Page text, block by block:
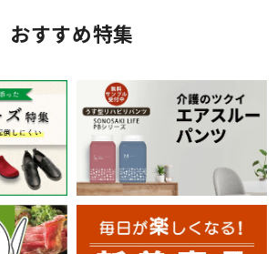
おすすめ特集